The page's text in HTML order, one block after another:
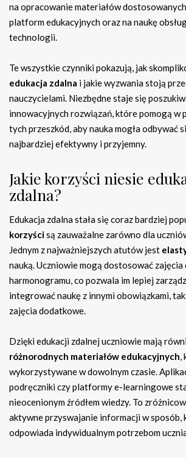
na opracowanie materiałów
platform edukacyjnych oraz na naukę
technologii.
Te wszystkie czynniki pokazują, jak
edukacja zdalna i jakie wyzwania stoją
nauczycielami. Niezbędne staje się
innowacyjnych rozwiązań, które pomogą w
tych przeszkód, aby nauka mogła odbywać
najbardziej efektywny i przyjemny.
Jakie korzyści niesie
zdalna?
Edukacja zdalna stała się coraz bardziej
korzyścisą zauważalne zarówno dla
Jednym z najważniejszych atutów jest
nauką. Uczniowie mogą dostosować
harmonogramu, co pozwala im lepiej
integrować naukę z innymi obowiązkami,
zajęcia dodatkowe.
Dzięki edukacji zdalnej uczniowie mają
różnorodnych materiałów edukacyjnych,
wykorzystywane w dowolnym czasie.
podręczniki czy platformy e-learningowe
nieocenionym źródłem wiedzy. To
aktywne przyswajanie informacji w
odpowiada indywidualnym potrzebom